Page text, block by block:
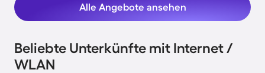
Alle Angebote ansehen
Beliebte Unterkünfte mit Internet /
WLAN